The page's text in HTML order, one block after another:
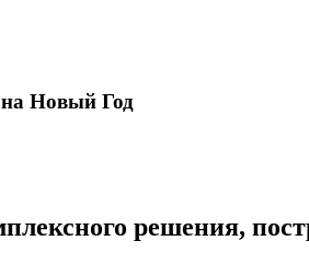
Новый Год
решения,